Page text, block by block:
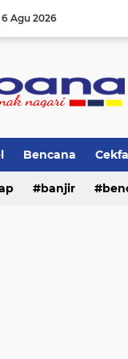
6 Agu 2026
Bencana
Pariwisata
banjir